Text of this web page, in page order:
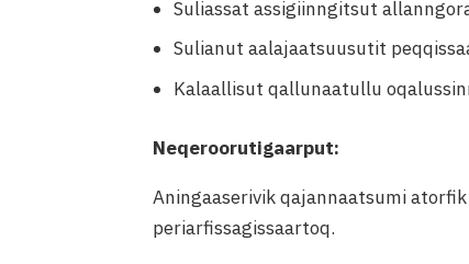
Suliassat assigiinngitsut
Sulianut aalajaatsuusutit
Kalaallisut qallunaatullu
Neqeroorutigaarput:
Aningaaserivik qajannaatsumi
periarfissagissaartoq.